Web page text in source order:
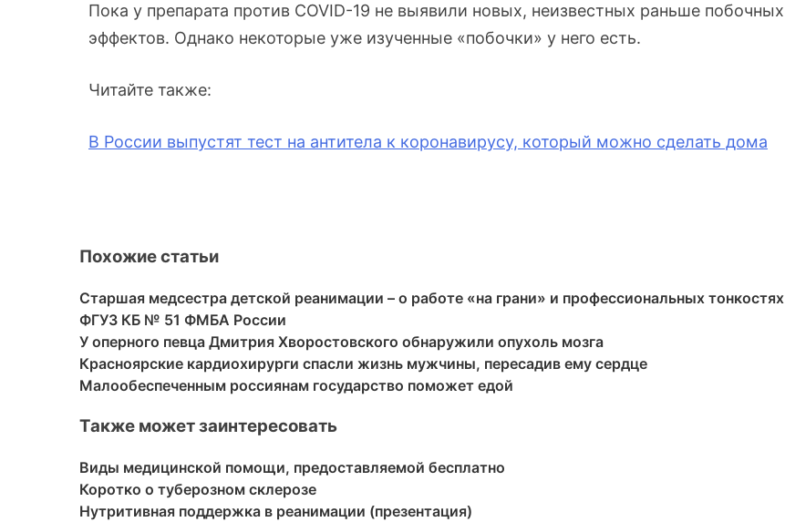
Пока у препарата против COVID-19 не выявили новых, неизвестных раньше побочных
эффектов. Однако некоторые уже изученные «побочки» у него есть.
Читайте также:
В России выпустят тест на антитела к коронавирусу, который можно сделать дома
Похожие статьи
Старшая медсестра детской реанимации – о работе «на грани» и профессиональных тонкостях
ФГУЗ КБ № 51 ФМБА России
У оперного певца Дмитрия Хворостовского обнаружили опухоль мозга
Красноярские кардиохирурги спасли жизнь мужчины, пересадив ему сердце
Малообеспеченным россиянам государство поможет едой
Также может заинтересовать
Виды медицинской помощи, предоставляемой бесплатно
Коротко о туберозном склерозе
Нутритивная поддержка в реанимации (презентация)